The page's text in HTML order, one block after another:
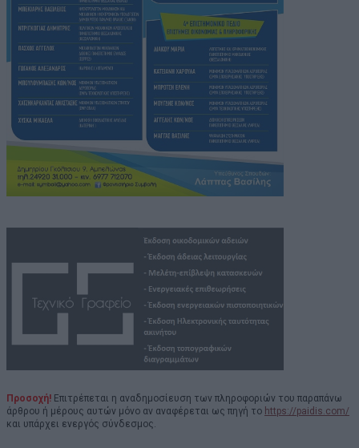
Προσοχή! Επιτρέπεται η αναδημοσίευση των πληροφοριών του παραπάνω
άρθρου ή μέρους αυτών μόνο αν αναφέρεται ως πηγή το https://paidis.com/
και υπάρχει ενεργός σύνδεσμος.